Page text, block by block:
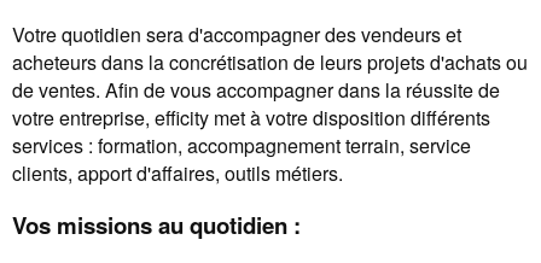
Votre quotidien sera d'accompagner des vendeurs et
acheteurs dans la concrétisation de leurs projets d'achats ou
de ventes. Afin de vous accompagner dans la réussite de
votre entreprise, efficity met à votre disposition différents
services : formation, accompagnement terrain, service
clients, apport d'affaires, outils métiers.
Vos missions au quotidien :